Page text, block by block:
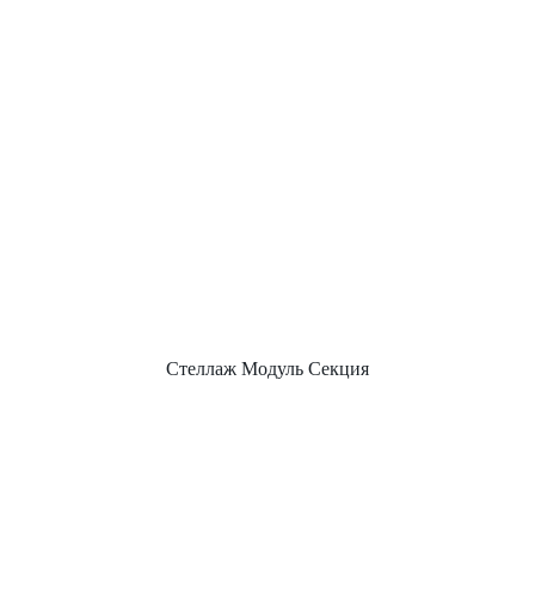
Стеллаж Модуль Секция